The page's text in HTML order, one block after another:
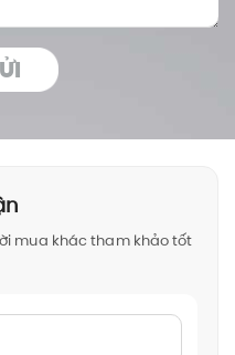
mua khác tham khảo tốt